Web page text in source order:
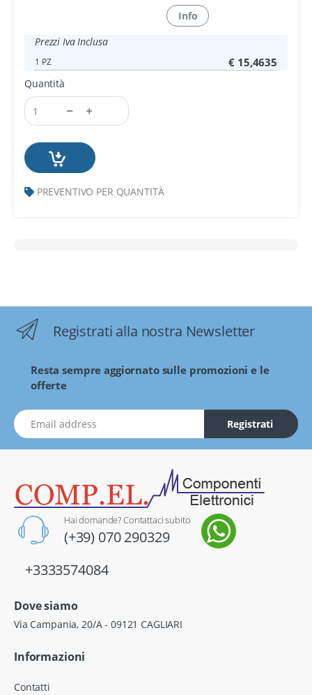
Info
Prezzi Iva Inclusa
1 PZ € 15,4635
Quantità
PREVENTIVO PER QUANTITÀ
Registrati alla nostra Newsletter
Resta sempre aggiornato sulle promozioni e le
offerte
indirizzo Email Registrati
Hai domande? Contattaci subito
(+39) 070 290329
+3333574084
Dove siamo
Via Campania, 20/A - 09121 CAGLIARI
Informazioni
Contatti